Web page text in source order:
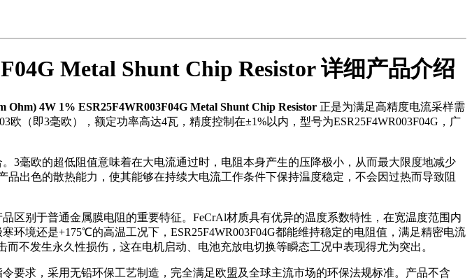
Metal Shunt Chip Resistor 详细产品介绍
Ohm) 4W 1% ESR25F4WR003F04G Metal Shunt Chip Resistor 正是为满足高精度电流采样需
（即3毫欧），额定功率高达4瓦，精度控制在±1%以内，型号为ESR25F4WR003F04G，广
3毫欧的超低阻值意味着在大电流通过时，电阻本身产生的压降极小，从而最大限度地减少
品出色的散热能力，使其能够在持续大电流工作条件下保持温度稳定，不会因过热而导致阻
品区别于普通金属膜电阻的重要特征。FeCrAl材质具有优异的温度系数特性，在宽温度范围内
环境还是+175℃的高温工况下，ESR25F4WR003F04G都能维持稳定的电阻值，满足精密电流
不发生永久性损伤，这在电机启动、电池充放电切换等瞬态工况中表现得尤为突出。
要求，采用无铅环保工艺制造，完全满足欧盟及全球主流市场的环保法规标准。产品不含